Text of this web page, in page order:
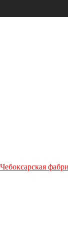
Чебоксарская